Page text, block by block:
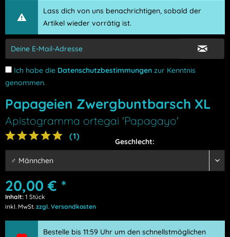
Lass dich von uns benachrichtigen, sobald der
Artikel wieder vorrätig ist.
Ich habe die Datenschutzbestimmungen zur Kenntnis
genommen.
Papageien Zwergbuntbarsch XL
Apistogramma ortegai 'Papagayo'
(1)
Geschlecht:
20,00 € *
Inhalt: 1 Stück
inkl. MwSt. zzgl. Versandkosten
Bestelle bis 11:59 Uhr um den schnellstmöglichen